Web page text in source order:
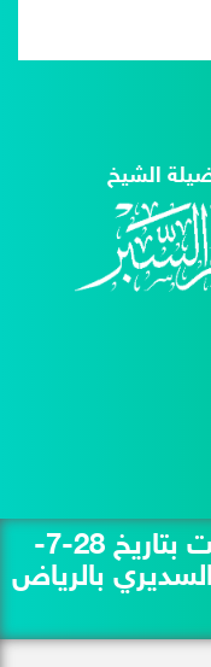
الشيخ
خطبة باب التوبة ألقيت بتاريخ 28-7-